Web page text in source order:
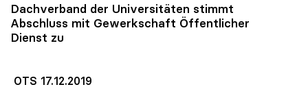
Dachverband der Universitäten stimmt
Abschluss mit Gewerkschaft Öffentlicher
Dienst zu
OTS 17.12.2019